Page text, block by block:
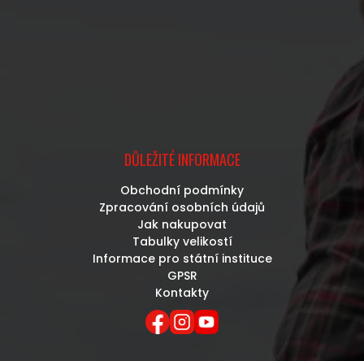
DŮLEŽITÉ INFORMACE
Obchodní podmínky
Zpracování osobních údajů
Jak nakupovat
Tabulky velikostí
Informace pro státní instituce
GPSR
Kontakty